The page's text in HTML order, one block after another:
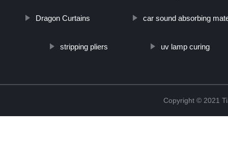
Dragon Curtains car sound absorbing
stripping pliers uv lamp curing
Copyright © 2021